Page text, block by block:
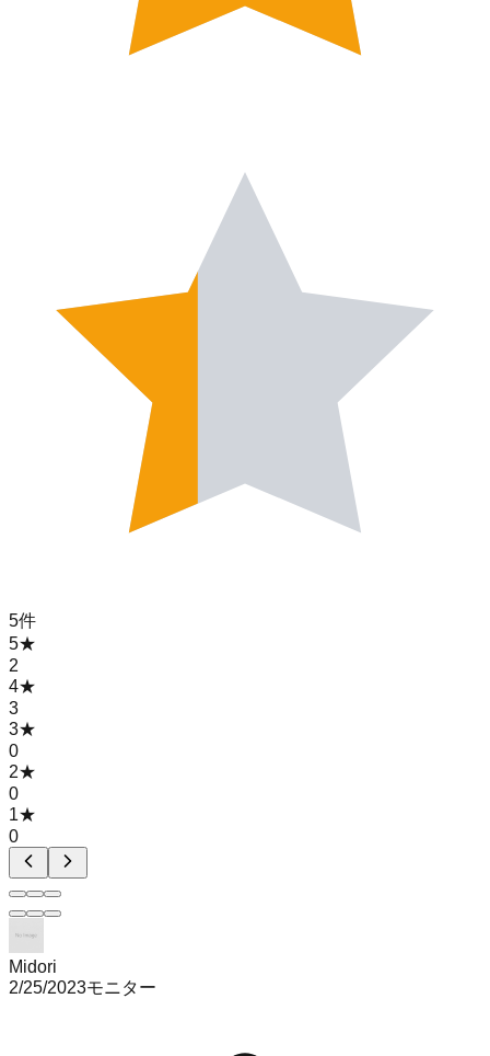
5件
5★
2
4★
3
3★
0
2★
0
1★
0
Midori
2/25/2023モニター